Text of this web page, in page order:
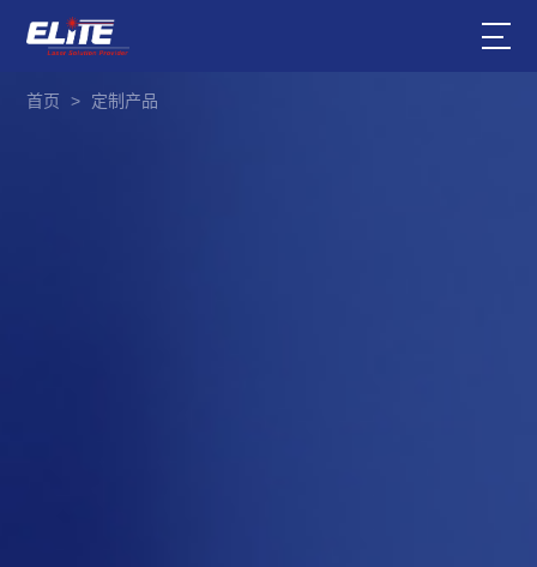
首页 > 定制产品